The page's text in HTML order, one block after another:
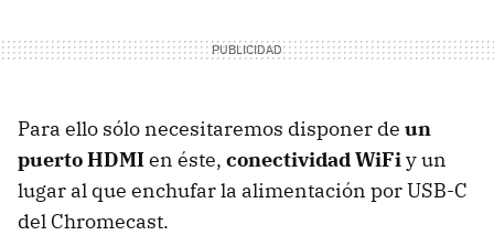
Para ello sólo necesitaremos disponer de un
puerto HDMIen éste, conectividad WiFiy un
lugar al que enchufar la alimentación por USB-C
del Chromecast.